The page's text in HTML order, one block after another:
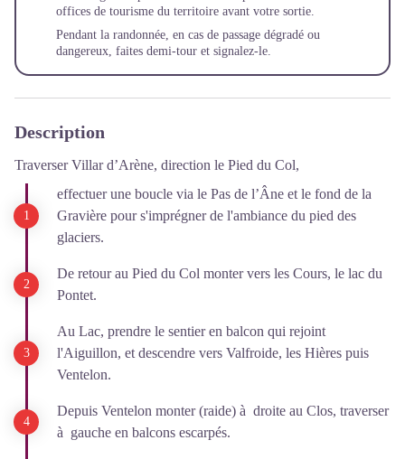
offices de tourisme du territoire avant votre sortie.
Pendant la randonnée, en cas de passage dégradé ou
dangereux, faites demi-tour et signalez-le
Description
Traverser Villar d’Arène, direction le Pied du Col,
effectuer une boucle via le Pas de l’Âne et le fond de la
Gravière pour s'imprégner de l'ambiance du pied des
glaciers.
De retour au Pied du Col monter vers les Cours, le lac du
Pontet.
Au Lac, prendre le sentier en balcon qui rejoint
l'Aiguillon, et descendre vers Valfroide, les Hières puis
Ventelon.
Depuis Ventelon monter (raide) à droite au Clos, traverser
à gauche en balcons escarpés.